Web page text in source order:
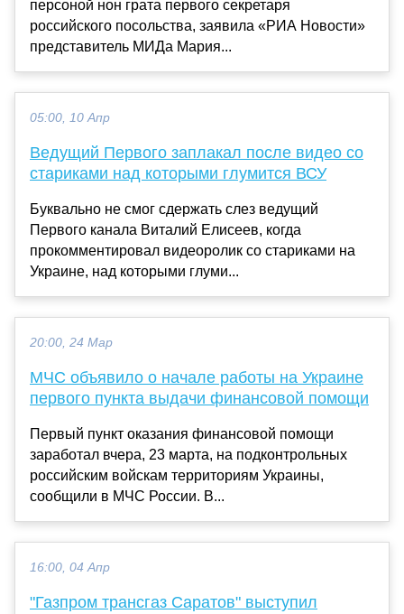
персоной нон грата первого секретаря
российского посольства, заявила «РИА Новости»
представитель МИДа Мария...
05:00, 10 Апр
Ведущий Первого заплакал после видео со
стариками над которыми глумится ВСУ
Буквально не смог сдержать слез ведущий
Первого канала Виталий Елисеев, когда
прокомментировал видеоролик со стариками на
Украине, над которыми глуми...
20:00, 24 Мар
МЧС объявило о начале работы на Украине
первого пункта выдачи финансовой помощи
Первый пункт оказания финансовой помощи
заработал вчера, 23 марта, на подконтрольных
российским войскам территориям Украины,
сообщили в МЧС России. В...
16:00, 04 Апр
"Газпром трансгаз Саратов" выступил